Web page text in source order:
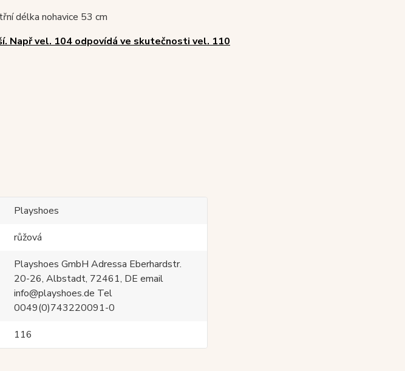
délka nohavice 53 cm
Např vel. 104 odpovídá ve skutečnosti vel. 110
Playshoes
růžová
Playshoes GmbH Adressa Eberhardstr.
20-26, Albstadt, 72461, DE email
info@playshoes.de Tel
0049(0)743220091-0
116